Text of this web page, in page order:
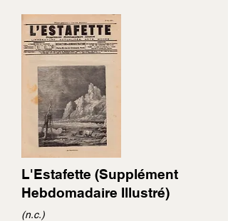
L'Estafette (Supplément
Hebdomadaire Illustré)
(n.c.)